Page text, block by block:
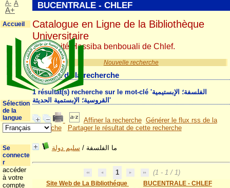
Nouvelle recherche
Résultat de la recherche
1 résultat(s) recherche sur le mot-clé 'الفلسفة؛ الإبستيمية
القروسية؛ الإبستمية الحديثة'
Affiner la recherche Générer le flux rss de la
recherche
Partager le résultat de cette recherche
ما الفلسفة / سليم دولة
1 (1 - 1 / 1)
Site Web de La Bibliothéque
BUCENTRALE - CHLEF
BUCENTRALE - CHLEF
Catalogue en Ligne de la Bibliothèque
Universitaire
Université Hassiba benbouali de Chlef.
A- A
A+
Accueil
Sélection
de la
langue
Se
connecte
r
accéder
à votre
compte